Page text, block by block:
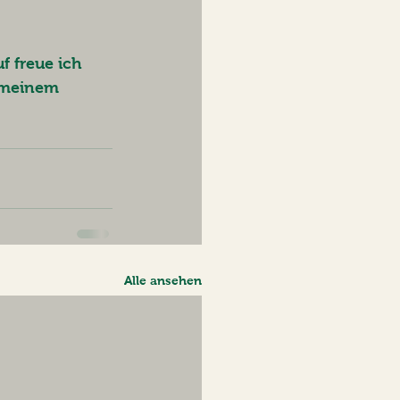
freue ich
Alle ansehen